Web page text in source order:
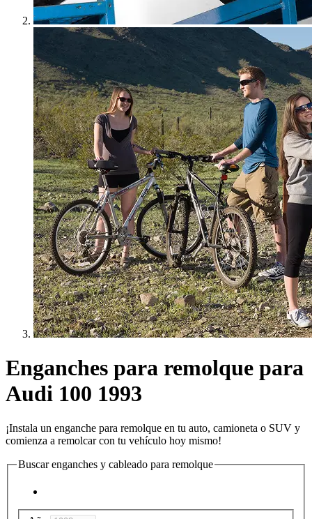
Enganches para remolque para
Audi 100 1993
¡Instala un enganche para remolque en tu auto, camioneta o SUV y
comienza a remolcar con tu vehículo hoy mismo!
Buscar enganches y cableado para remolque